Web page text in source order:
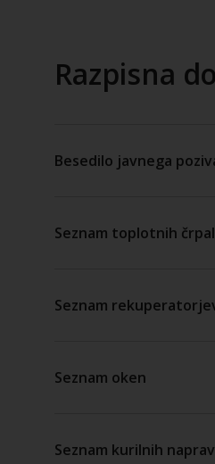
Razpisna
Besedilo javnega
Seznam toplotnih
Seznam
Seznam oken
Seznam kurilnih naprav